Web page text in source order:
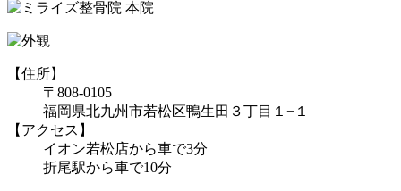
【住所】
〒808-0105
福岡県北九州市若松区鴨生田３丁目１−１
【アクセス】
イオン若松店から車で3分
折尾駅から車で10分